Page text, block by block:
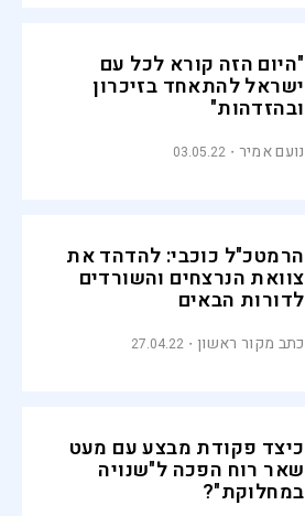
"היום הזה קורא לכל עם
ישראל להתאחד בזיכרון
ובהזדהות"
נועם אמיר 03.05.22
הרמטכ"ל כוכבי: להדהד את
צוואת הנרצחים והשורדים
לדורות הבאים
כתב מקור ראשון 27.04.22
כיצד פקודת מבצע עם מעט
שאר רוח הפכה ל"שנויה
במחלוקת"?